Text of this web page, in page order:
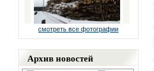
смотреть все фотографии
Архив новостей